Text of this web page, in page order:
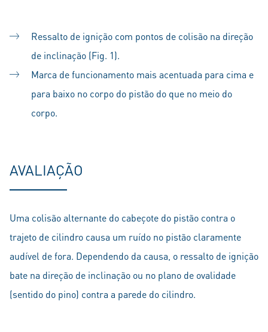
Ressalto de ignição com pontos de colisão na direção
de inclinação (Fig. 1).
Marca de funcionamento mais acentuada para cima e
para baixo no corpo do pistão do que no meio do
corpo.
AVALIAÇÃO
Uma colisão alternante do cabeçote do pistão contra o
trajeto de cilindro causa um ruído no pistão claramente
audível de fora. Dependendo da causa, o ressalto de ignição
bate na direção de inclinação ou no plano de ovalidade
(sentido do pino) contra a parede do cilindro.